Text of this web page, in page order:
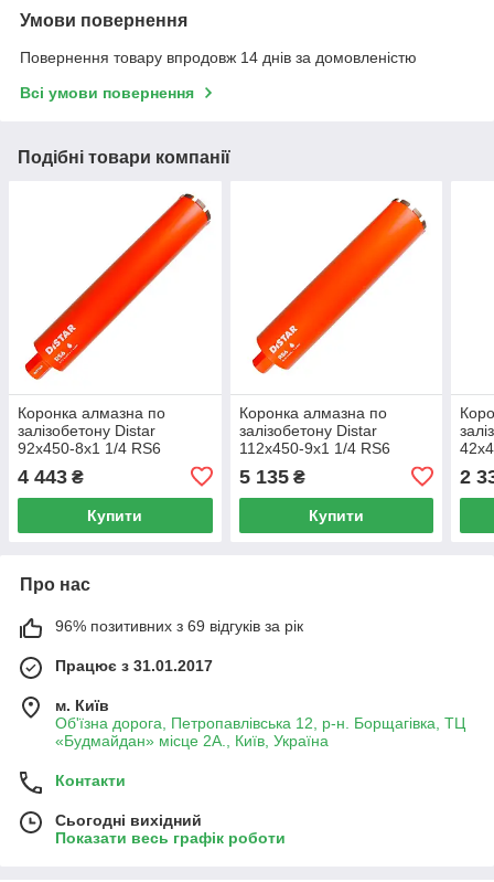
Умови повернення
Повернення товару впродовж 14 днів за домовленістю
Всі умови повернення
Подібні товари компанії
Коронка алмазна по
залізобетону Distar
92x450-8x1 1/4 RS6
4 443 ₴
Купити
Коронка алмазна по
залізобетону Distar
112x450-9x1 1/4 RS6
5 135₴
Купити
2
Про нас
96% позитивних з 69 відгуків за рік
Працює з 31.01.2017
м. Київ
Об'їзна дорога, Петропавлівська 12, р-н. Борщагівка, ТЦ
«Будмайдан» місце 2А., Київ, Україна
Контакти
Сьогодні вихідний
Показати весь графік роботи